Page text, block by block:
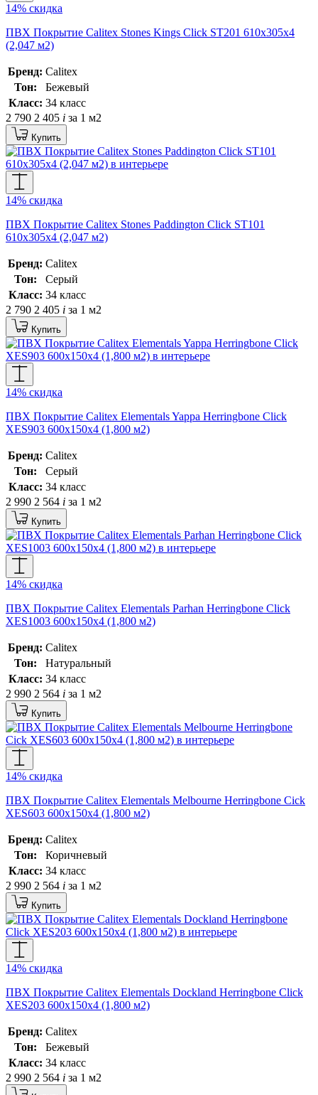
14% скидка
ПВХ Покрытие Calitex Stones Kings Click ST201 610x305x4
(2,047 м2)
Бренд: Calitex
Тон:
Бежевый
Класс: 34 класс
2 790 2 405 i за 1 м2
Купить
14% скидка
ПВХ Покрытие Calitex Stones Paddington Click ST101
610x305x4 (2,047 м2)
Бренд: Calitex
Тон:
Серый
Класс: 34 класс
2 790 2 405 i за 1 м2
Купить
14% скидка
ПВХ Покрытие Calitex Elementals Yappa Herringbone Click
XES903 600x150x4 (1,800 м2)
Бренд: Calitex
Тон:
Серый
Класс: 34 класс
2 990 2 564 i за 1 м2
Купить
14% скидка
ПВХ Покрытие Calitex Elementals Parhan Herringbone Click
XES1003 600x150x4 (1,800 м2)
Бренд: Calitex
Тон:
Натуральный
Класс: 34 класс
2 990 2 564 i за 1 м2
Купить
14% скидка
ПВХ Покрытие Calitex Elementals Melbourne Herringbone Cick
XES603 600x150x4 (1,800 м2)
Бренд: Calitex
Тон:
Коричневый
Класс: 34 класс
2 990 2 564 i за 1 м2
Купить
14% скидка
ПВХ Покрытие Calitex Elementals Dockland Herringbone Click
XES203 600x150x4 (1,800 м2)
Бренд: Calitex
Тон:
Бежевый
Класс: 34 класс
2 990 2 564 i за 1 м2